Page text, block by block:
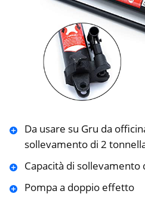
Da usare su Gru da
sollevamento di 2
Capacità di
Pompa a doppio effetto